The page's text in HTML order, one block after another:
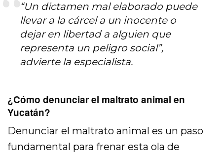
“Un dictamen mal elaborado puede
llevar a la cárcel a un inocente o
dejar en libertad a alguien que
representa un peligro social”,
advierte la especialista.
¿Cómo denunciar el maltrato animal en
Yucatán?
Denunciar el maltrato animal es un paso
fundamental para frenar esta ola de